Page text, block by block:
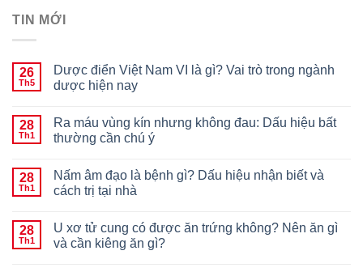
TIN MỚI
26
Th5
Dược điển Việt Nam VI là gì? Vai trò trong ngành
dược hiện nay
28
Th1
Ra máu vùng kín nhưng không đau: Dấu hiệu bất
thường cần chú ý
28
Th1
Nấm âm đạo là bệnh gì? Dấu hiệu nhận biết và
cách trị tại nhà
28
Th1
U xơ tử cung có được ăn trứng không? Nên ăn gì
và cần kiêng ăn gì?